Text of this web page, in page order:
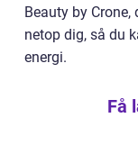
Beauty by
netop dig, så du
energi.
Få